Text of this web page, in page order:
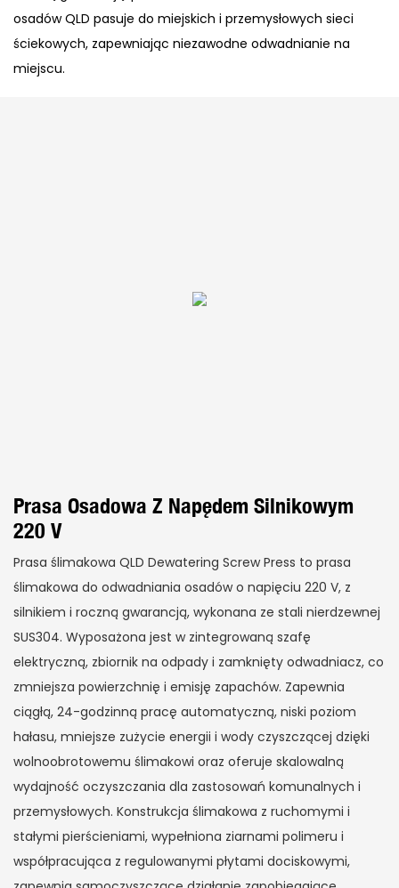
osadów QLD pasuje do miejskich i przemysłowych sieci
ściekowych, zapewniając niezawodne odwadnianie na
miejscu.
Prasa Osadowa Z Napędem Silnikowym
220 V
Prasa ślimakowa QLD Dewatering Screw Press to prasa
ślimakowa do odwadniania osadów o napięciu 220 V, z
silnikiem i roczną gwarancją, wykonana ze stali nierdzewnej
SUS304. Wyposażona jest w zintegrowaną szafę
elektryczną, zbiornik na odpady i zamknięty odwadniacz, co
zmniejsza powierzchnię i emisję zapachów. Zapewnia
ciągłą, 24-godzinną pracę automatyczną, niski poziom
hałasu, mniejsze zużycie energii i wody czyszczącej dzięki
wolnoobrotowemu ślimakowi oraz oferuje skalowalną
wydajność oczyszczania dla zastosowań komunalnych i
przemysłowych. Konstrukcja ślimakowa z ruchomymi i
stałymi pierścieniami, wypełniona ziarnami polimeru i
współpracująca z regulowanymi płytami dociskowymi,